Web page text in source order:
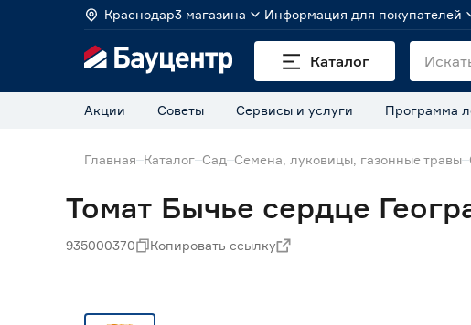
Краснодар3 магазина Информация для покупателей
Каталог
Акции Советы Сервисы и услуги Программа
Главная Каталог Сад Семена, луковицы, газонные травы
Томат Бычье сердце
935000370 Копировать ссылку